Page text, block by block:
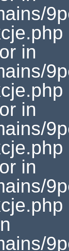
in
in
in